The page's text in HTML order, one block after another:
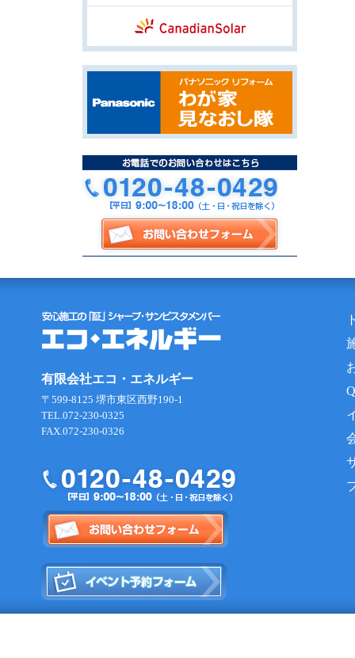
有限会社エコ・エネルギー
〒599-8125 堺市東区西野190-1
TEL.072-230-0325
FAX.072-230-0326